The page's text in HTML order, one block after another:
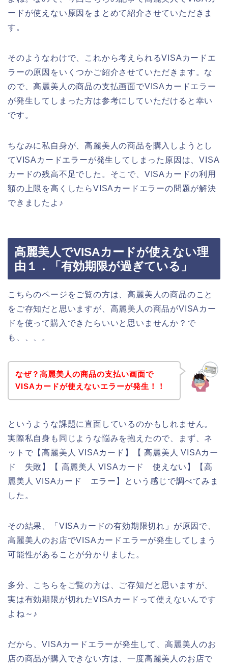
ードが使えない原因をまとめて紹介させていただきま
す。
そのようなわけで、これから考えられるVISAカードエ
ラーの原因をいくつかご紹介させていただきます。な
ので、高麗美人の商品の支払画面でVISAカードエラー
が発生してしまった方は参考にしていただけると幸い
です。
ちなみに私自身が、高麗美人の商品を購入しようとし
てVISAカードエラーが発生してしまった原因は、VISA
カードの残高不足でした。そこで、VISAカードの利用
額の上限を高くしたらVISAカードエラーの問題が解決
できましたよ♪
高麗美人でVISAカードが使えない理
由１．「有効期限が過ぎている」
こちらのページをご覧の方は、高麗美人の商品のこと
をご存知だと思いますが、高麗美人の商品がVISAカー
ドを使って購入できたらいいと思いませんか？で
も、、、。
なぜ？高麗美人の商品の支払い画面で
VISAカードが使えないエラーが発生！！
というような課題に直面しているのかもしれません。
実際私自身も同じような悩みを抱えたので、まず、ネ
ットで【高麗美人 VISAカード】【 高麗美人 VISAカー
ド 失敗】【 高麗美人 VISAカード 使えない】【高
麗美人 VISAカード エラー】という感じで調べてみま
した。
その結果、「VISAカードの有効期限切れ」が原因で、
高麗美人のお店でVISAカードエラーが発生してしまう
可能性があることが分かりました。
多分、こちらをご覧の方は、ご存知だと思いますが、
実は有効期限が切れたVISAカードって使えないんです
よね～♪
だから、VISAカードエラーが発生して、高麗美人のお
店の商品が購入できない方は、一度高麗美人のお店で